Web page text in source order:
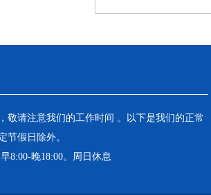
敬请注意我们的工作时间 。以下是我们的正常
节假日除外。
8:00-晚18:00。周日休息